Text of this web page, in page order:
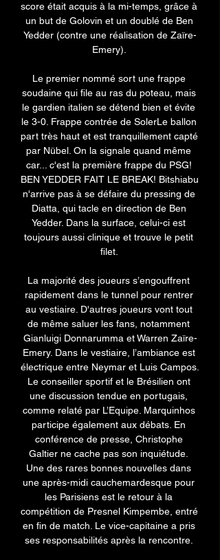
score était acquis à la mi-temps, grâce à
un but de Golovin et un doublé de Ben
Yedder (contre une réalisation de Zaïre-
Emery).
Le premier nommé sort une frappe
soudaine qui file au ras du poteau, mais
le gardien italien se détend bien et évite
le 3-0. Frappe contrée de SolerLe ballon
part très haut et est tranquillement capté
par Nübel. On la signale quand même
car... c'est la première frappe du PSG!
BEN YEDDER FAIT LE BREAK! Bitshiabu
n'arrive pas à se défaire du pressing de
Diatta, qui tacle en direction de Ben
Yedder. Dans la surface, celui-ci est
toujours aussi clinique et trouve le petit
filet.
La majorité des joueurs s’engouffrent
rapidement dans le tunnel pour rentrer
au vestiaire. D'autres joueurs vont tout
de même saluer les fans, notamment
Gianluigi Donnarumma et Warren Zaïre-
Emery. Dans le vestiaire, l’ambiance est
électrique entre Neymar et Luis Campos.
Le conseiller sportif et le Brésilien ont
une discussion tendue en portugais,
comme relaté par L’Equipe. Marquinhos
participe également aux débats. En
conférence de presse, Christophe
Galtier ne cache pas son inquiétude.
Une des rares bonnes nouvelles dans
une après-midi cauchemardesque pour
les Parisiens est le retour à la
compétition de Presnel Kimpembe, entré
en fin de match. Le vice-capitaine a pris
ses responsabilités après la rencontre.